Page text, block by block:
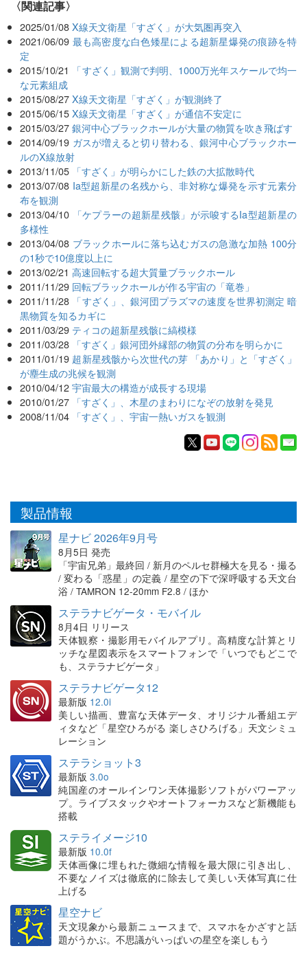
関連記事
2025/01/08 X線天文衛星「すざく」が大気圏再突入
2021/06/09 最も高密度な白色矮星による超新星爆発の痕跡を特
定
2015/10/21
「すざく」観測で判明、1000万光年スケールで均一
な元素組成
2015/08/27 X線天文衛星「すざく」が観測終了
2015/06/15 X線天文衛星「すざく」が通信不安定に
2015/03/27 銀河中心ブラックホールが大量の物質を吹き飛ばす
2014/09/19 ガスが増えると切り替わる、銀河中心ブラックホー
ルのX線放射
2013/11/05 「すざく」が明らかにした鉄の大拡散時代
2013/07/08 Ia型超新星の名残から、非対称な爆発を示す元素分
布を観測
2013/04/10
「ケプラーの超新星残骸」が示唆するIa型超新星の
多様性
2013/04/08 ブラックホールに落ち込むガスの急激な加熱 100分
の1秒で10億度以上に
2013/02/21 高速回転する超大質量ブラックホール
2011/11/29 回転ブラックホールが作る宇宙の「竜巻」
2011/11/28 「すざく」、銀河団プラズマの速度を世界初測定 暗
黒物質を知るカギに
2011/03/29 ティコの超新星残骸に縞模様
2011/03/28 「すざく」銀河団外縁部の物質の分布を明らかに
2011/01/19 超新星残骸から次世代の芽 「あかり」と「すざく」
が塵生成の兆候を観測
2010/04/12 宇宙最大の構造が成長する現場
2010/01/27 「すざく」、木星のまわりになぞの放射を発見
2008/11/04 「すざく」、宇宙一熱いガスを観測
製品情報
星ナビ 2026年9月号
8月5日 発売
「宇宙兄弟」最終回 / 新月のペルセ群極大を見る・撮る
/ 変わる「惑星」の定義 / 星空の下で深呼吸する天文台
浴 / TAMRON 12-20mm F2.8 / ほか
ステラナビゲータ・モバイル
8月4日 リリース
天体観察・撮影用モバイルアプリ。高精度な計算とリ
ッチな星図表示をスマートフォンで「いつでもどこで
も、ステラナビゲータ」
ステラナビゲータ12
最新版 12.0i
美しい描画、豊富な天体データ、オリジナル番組エデ
ィタなど「星空ひろがる 楽しさひろげる」天文シミュ
レーション
ステラショット3
最新版 3.0o
純国産のオールインワン天体撮影ソフトがパワーアッ
プ。ライブスタックやオートフォーカスなど新機能も
搭載
ステライメージ10
最新版 10.0f
天体画像に埋もれた微細な情報を最大限に引き出し、
不要なノイズは徹底的に除去して美しい天体写真に仕
上げる
星空ナビ
天文現象から最新ニュースまで、スマホをかざすと話
題がうかぶ。不思議がいっぱいの星空を楽しもう